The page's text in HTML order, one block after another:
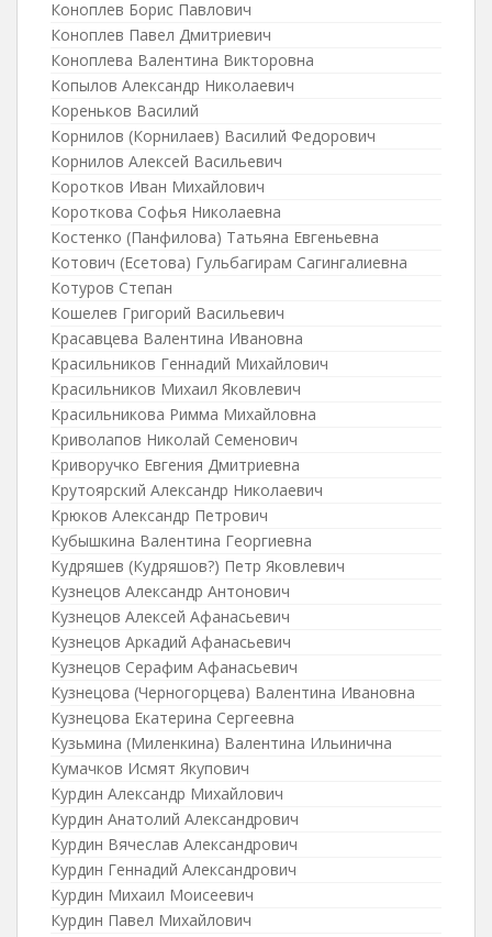
Коноплев Борис Павлович
Коноплев Павел Дмитриевич
Коноплева Валентина Викторовна
Копылов Александр Николаевич
Кореньков Василий
Корнилов (Корнилаев) Василий Федорович
Корнилов Алексей Васильевич
Коротков Иван Михайлович
Короткова Софья Николаевна
Костенко (Панфилова) Татьяна Евгеньевна
Котович (Есетова) Гульбагирам Сагингалиевна
Котуров Степан
Кошелев Григорий Васильевич
Красавцева Валентина Ивановна
Красильников Геннадий Михайлович
Красильников Михаил Яковлевич
Красильникова Римма Михайловна
Криволапов Николай Семенович
Криворучко Евгения Дмитриевна
Крутоярский Александр Николаевич
Крюков Александр Петрович
Кубышкина Валентина Георгиевна
Кудряшев (Кудряшов?) Петр Яковлевич
Кузнецов Александр Антонович
Кузнецов Алексей Афанасьевич
Кузнецов Аркадий Афанасьевич
Кузнецов Серафим Афанасьевич
Кузнецова (Черногорцева) Валентина Ивановна
Кузнецова Екатерина Сергеевна
Кузьмина (Миленкина) Валентина Ильинична
Кумачков Исмят Якупович
Курдин Александр Михайлович
Курдин Анатолий Александрович
Курдин Вячеслав Александрович
Курдин Геннадий Александрович
Курдин Михаил Моисеевич
Курдин Павел Михайлович